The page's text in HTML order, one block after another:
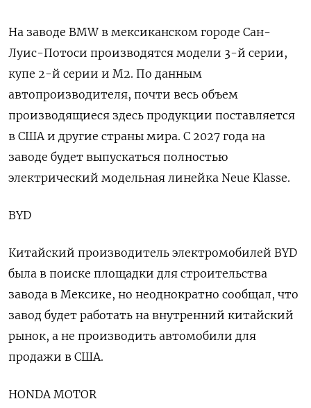
На заводе BMW в мексиканском городе Сан-
Луис-Потоси производятся модели 3-й серии,
купе 2-й серии и M2. По данным
автопроизводителя, почти весь объем
производящиеся здесь продукции поставляется
в США и другие страны мира. С 2027 года на
заводе будет выпускаться полностью
электрический модельная линейка Neue Klasse.
BYD
Китайский производитель электромобилей BYD
была в поиске площадки для строительства
завода в Мексике, но неоднократно сообщал, что
завод будет работать на внутренний китайский
рынок, а не производить автомобили для
продажи в США.
HONDA MOTOR